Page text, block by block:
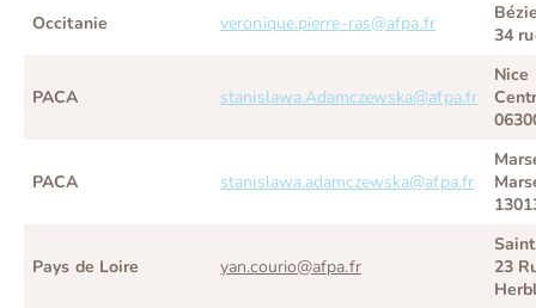
Occitanie veronique.pierre-ras@afpa.fr
34
PACA stanislawa.Adamczewska@afpa.fr
Nice
PACA stanislawa.adamczewska@afpa.fr
Pays de Loire yan.courio@afpa.fr
23